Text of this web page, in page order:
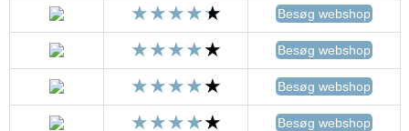
Besøg webshop
Besøg webshop
Besøg webshop
Besøg webshop